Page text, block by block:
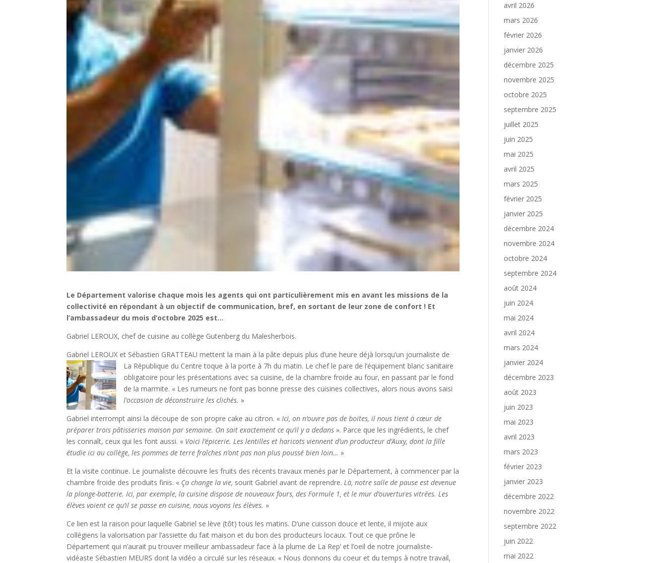
Le Département valorise chaque mois les agents qui ont particulièrement mis en avant les missions de la
collectivité en répondant à un objectif de communication, bref, en sortant de leur zone de confort ! Et
l’ambassadeur du mois d’octobre 2025 est…
Gabriel LEROUX, chef de cuisine au collège Gutenberg du Malesherbois.
Gabriel LEROUX et Sébastien GRATTEAU mettent la main à la pâte depuis plus d’une heure déjà lorsqu’un journaliste de
La République du Centre toque à la porte à 7h du matin. Le chef le pare de l’équipement blanc sanitaire
obligatoire pour les présentations avec sa cuisine, de la chambre froide au four, en passant par le fond
de la marmite. « Les rumeurs ne font pas bonne presse des cuisines collectives, alors nous avons saisi
l’occasion de déconstruire les clichés. »
Gabriel interrompt ainsi la découpe de son propre cake au citron. « Ici, on n’ouvre pas de boites, il nous tient à cœur de
préparer trois pâtisseries maison par semaine. On sait exactement ce qu’il y a dedans ». Parce que les ingrédients, le chef
les connaît, ceux qui les font aussi. « Voici l’épicerie. Les lentilles et haricots viennent d’un producteur d’Auxy, dont la fille
étudie ici au collège, les pommes de terre fraîches n’ont pas non plus poussé bien loin… »
Et la visite continue. Le journaliste découvre les fruits des récents travaux menés par le Département, à commencer par la
chambre froide des produits finis. « Ça change la vie, sourit Gabriel avant de reprendre. Là, notre salle de pause est devenue
la plonge-batterie. Ici, par exemple, la cuisine dispose de nouveaux fours, des Formule 1, et le mur d’ouvertures vitrées. Les
élèves voient ce qu’il se passe en cuisine, nous voyons les élèves. »
Ce lien est la raison pour laquelle Gabriel se lève (tôt) tous les matins. D’une cuisson douce et lente, il mijote aux
collégiens la valorisation par l’assiette du fait maison et du bon des producteurs locaux. Tout ce que prône le
Département qui n’aurait pu trouver meilleur ambassadeur face à la plume de La Rep’ et l’oeil de notre journaliste-
vidéaste Sébastien MEURS dont la vidéo a circulé sur les réseaux. « Nous donnons du coeur et du temps à notre travail,
avril 2026
mars 2026
février 2026
janvier 2026
décembre 2025
novembre 2025
octobre 2025
septembre 2025
juillet 2025
juin 2025
mai 2025
avril 2025
mars 2025
février 2025
janvier 2025
décembre 2024
novembre 2024
octobre 2024
septembre 2024
août 2024
juin 2024
mai 2024
avril 2024
mars 2024
janvier 2024
décembre 2023
août 2023
juin 2023
mai 2023
avril 2023
mars 2023
février 2023
janvier 2023
décembre 2022
novembre 2022
septembre 2022
juin 2022
mai 2022